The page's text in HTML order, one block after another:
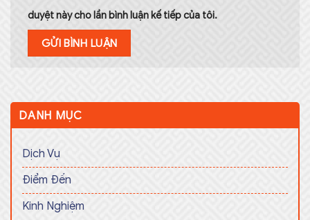
duyệt này cho lần bình luận kế tiếp của tôi.
DANH MỤC
Dịch Vụ
Điểm Đến
Kinh Nghiệm